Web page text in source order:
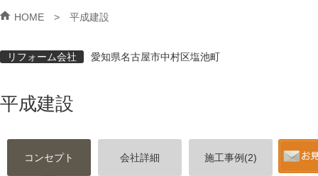
HOME 平成建設
リフォーム会社 愛知県名古屋市中村区塩池町
平成建設
コンセプト 会社詳細 施工事例(2)